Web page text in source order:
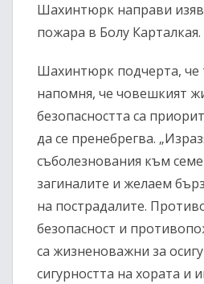
Шахинтюрк направи
пожара в Болу Карталкая.
Шахинтюрк подчерта, че
напомня, че човешкият
безопасността са
да се пренебрегва.
съболезнования към
загиналите и желаем
на пострадалите.
безопасност и
са жизненоважни за
сигурността на хората и